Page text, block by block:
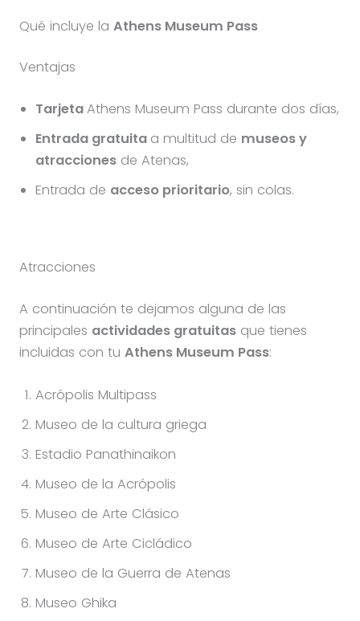
Qué incluye la Athens Museum Pass
Ventajas
TarjetaAthens Museum Pass durante dos días,
Entrada gratuita a multitud de museos y
atraccionesde Atenas,
Entrada de acceso prioritario, sin colas.
Atracciones
A continuación te dejamos alguna de las
principales actividades gratuitasque tienes
incluidas con tu Athens Museum Pass:
Acrópolis Multipass
Museo de la cultura griega
Estadio Panathinaikon
Museo de la Acrópolis
Museo de Arte Clásico
Museo de Arte Cicládico
Museo de la Guerra de Atenas
Museo Ghika